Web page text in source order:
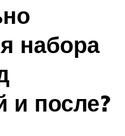
набора
и после?